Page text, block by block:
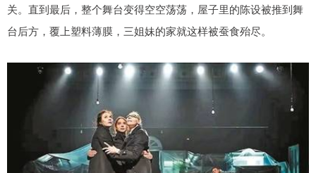
关。直到最后，整个舞台变得空空荡荡，屋子里的陈设被推到舞
台后方，覆上塑料薄膜，三姐妹的家就这样被蚕食殆尽。